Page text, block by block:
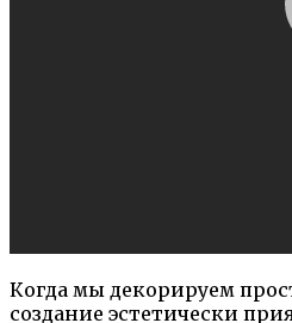
Когда мы декорируем
создание эстетически